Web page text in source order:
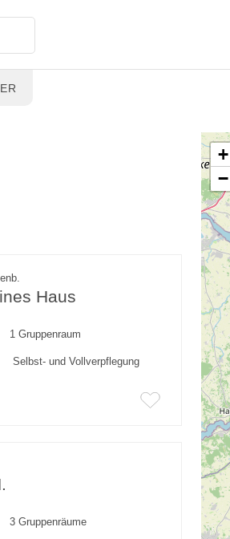
Haus
1 Gruppenraum
Selbst- und Vollverpflegung
3 Gruppenräume
+
−